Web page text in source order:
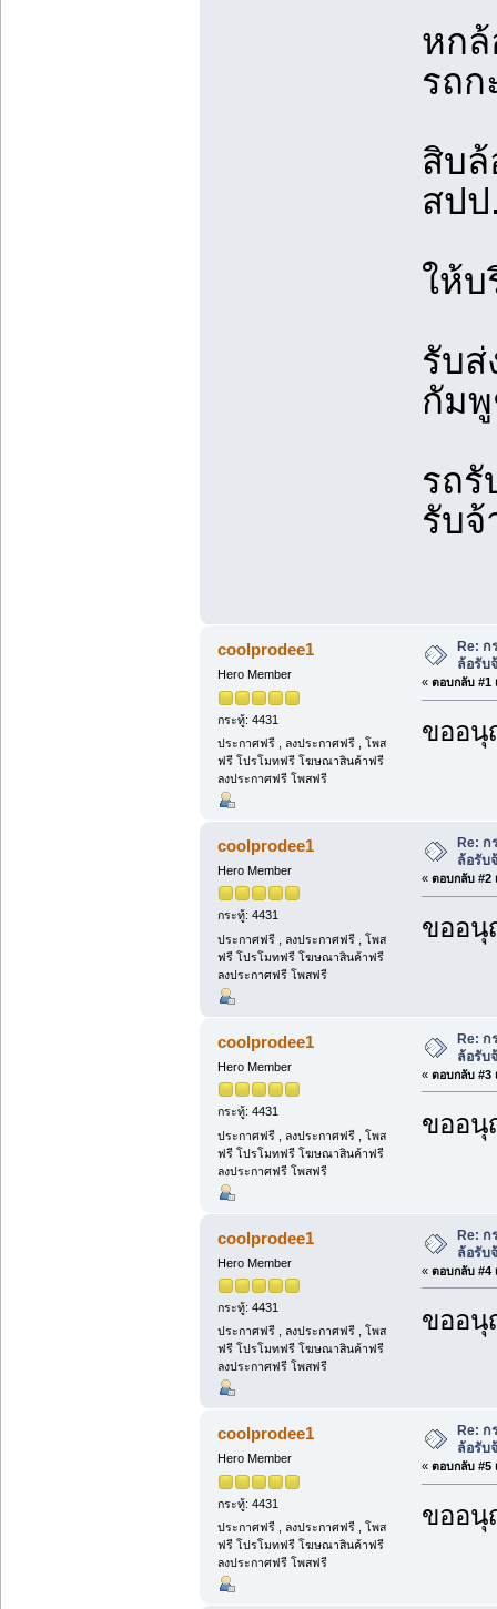
หกล้
รถก
สิบ
สปป
ให้
รับส่
กัม
รถรั
รับจ้
coolprodee1
Hero Member
กระทู้: 4431
ประกาศฟรี , ลงประกาศฟรี , โพส
ฟรี โปรโมทฟรี โฆษณาสินค้าฟรี
ลงประกาศฟรี โพสฟรี
Re: ก
ล้อรับ
« ตอบกลับ #1
ขออนุ
coolprodee1
Hero Member
กระทู้: 4431
ประกาศฟรี , ลงประกาศฟรี , โพส
ฟรี โปรโมทฟรี โฆษณาสินค้าฟรี
ลงประกาศฟรี โพสฟรี
Re: ก
ล้อรับ
« ตอบกลับ #2
ขออนุ
coolprodee1
Hero Member
กระทู้: 4431
ประกาศฟรี , ลงประกาศฟรี , โพส
ฟรี โปรโมทฟรี โฆษณาสินค้าฟรี
ลงประกาศฟรี โพสฟรี
Re: ก
ล้อรับ
« ตอบกลับ #3
ขออนุ
coolprodee1
Hero Member
กระทู้: 4431
ประกาศฟรี , ลงประกาศฟรี , โพส
ฟรี โปรโมทฟรี โฆษณาสินค้าฟรี
ลงประกาศฟรี โพสฟรี
Re: ก
ล้อรับ
« ตอบกลับ #4
ขออนุ
coolprodee1
Hero Member
กระทู้: 4431
ประกาศฟรี , ลงประกาศฟรี , โพส
ฟรี โปรโมทฟรี โฆษณาสินค้าฟรี
ลงประกาศฟรี โพสฟรี
Re: ก
ล้อรับ
« ตอบกลับ #5
ขออนุ